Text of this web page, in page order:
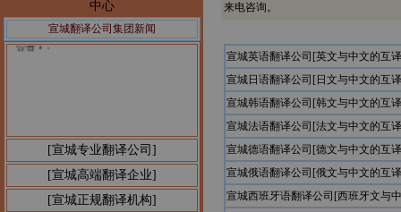
宣城翻译公司集团新闻
公告1：
[宣城专业翻译公司]
[宣城高端翻译企业]
[宣城正规翻译机构]
来电咨询。
宣城英语翻译公司[英文与中文的互
宣城日语翻译公司[日文与中文的互
宣城韩语翻译公司[韩文与中文的互
宣城法语翻译公司[法文与中文的互
宣城德语翻译公司[德文与中文的互
宣城俄语翻译公司[俄文与中文的互
宣城西班牙语翻译公司[西班牙文与